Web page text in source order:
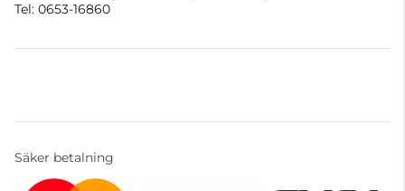
Tel: 0653-16860
Säker betalning